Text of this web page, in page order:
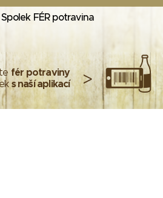
Spolek FÉR potravina
fér potraviny
s naší aplikací >